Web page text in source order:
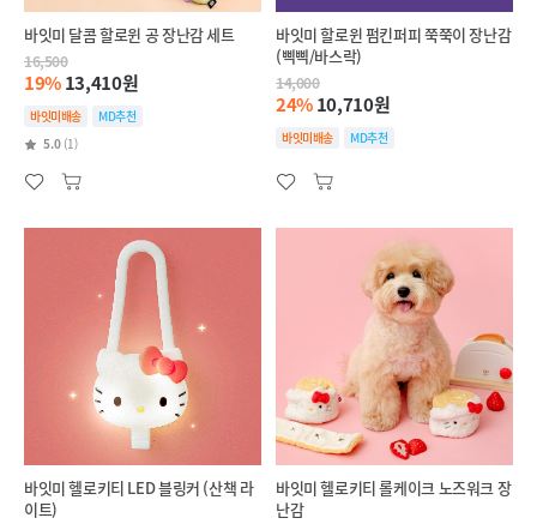
바잇미 달콤 할로윈 공 장난감 세트
16,500
19%13,410원
바잇미배송
MD추천
5.0 (1)
바잇미 할로윈 펌킨퍼피 쭉쭉이 장난감
(삑삑/바스락)
14,000
24%10,710원
바잇미배송 MD추천
바잇미 헬로키티 LED 블링커 (산책 라
이트)
바잇미 헬로키티 롤케이크 노즈워크 장
난감